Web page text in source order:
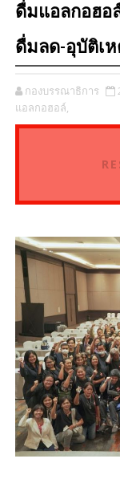
ดื่มแอลกอฮ
ดื่มลด-อุบัติเ
กองบรรณาธิการ
แอลกอฮอล์,